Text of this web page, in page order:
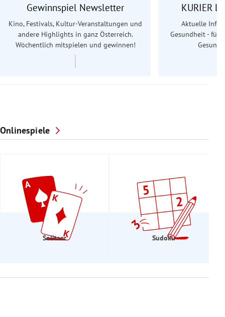
Gewinnspiel Newsletter
Kino, Festivals, Kultur-Veranstaltungen und
andere Highlights in ganz Österreich.
Wöchentlich mitspielen und gewinnen!
KURIER
Aktuelle
Gesundheit - für
Onlinespiele
Solitaer Sudoku